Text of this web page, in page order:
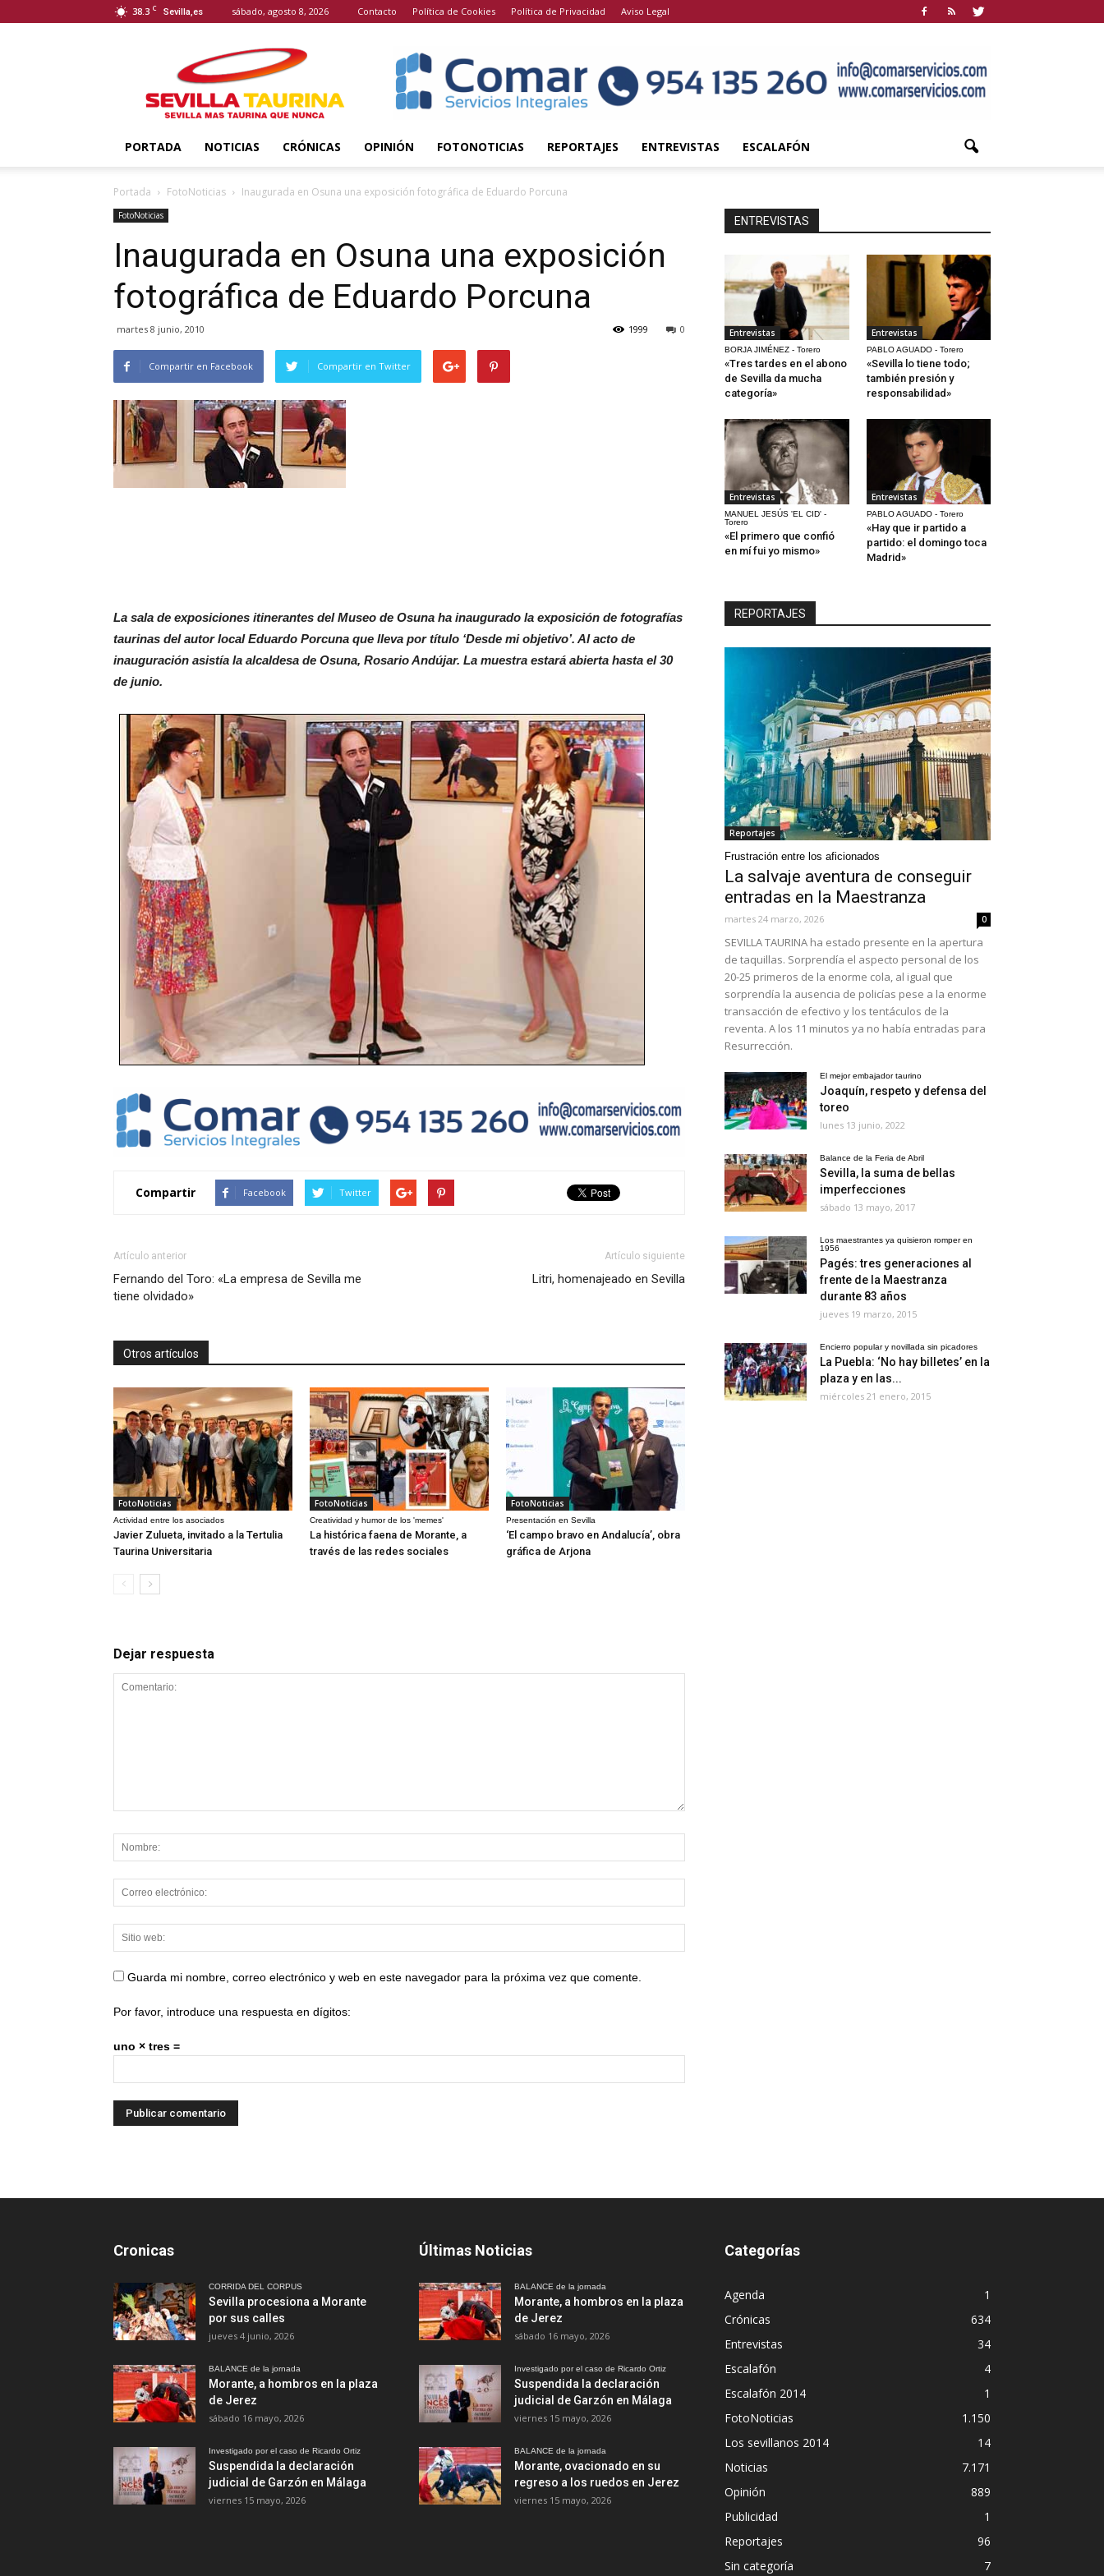
38.3 C Sevilla,es sábado, agosto 8, 2026 Contacto Política de Cookies Política de Privacidad Aviso Legal
Taurina
PORTADA NOTICIAS CRÓNICAS OPINIÓN FOTONOTICIAS REPORTAJES ENTREVISTAS ESCALAFÓN
Portada FotoNoticias Inaugurada en Osuna una exposición fotográfica de Eduardo Porcuna
FotoNoticias
Inaugurada en Osuna una exposición
fotográfica de Eduardo Porcuna
martes 8 junio, 2010 0
1999
Compartir en Facebook Compartir en Twitter
La sala de exposiciones itinerantes del Museo de Osuna ha inaugurado la exposición de fotografías
taurinas del autor local Eduardo Porcuna que lleva por título ‘Desde mi objetivo’. Al acto de
inauguración asistía la alcaldesa de Osuna, Rosario Andújar. La muestra estará abierta hasta el 30
de junio.
Compartir Facebook Twitter
Artículo anterior
Fernando del Toro: «La empresa de Sevilla me
tiene olvidado»
Artículo siguiente
Litri, homenajeado en Sevilla
Otros artículos
FotoNoticias
Actividad entre los asociados
Javier Zulueta, invitado a la Tertulia
Taurina Universitaria
FotoNoticias
Creatividad y humor de los 'memes'
La histórica faena de Morante, a
través de las redes sociales
FotoNoticias
Presentación en Sevilla
‘El campo bravo en Andalucía’, obra
gráfica de Arjona
Dejar respuesta
Guarda mi nombre, correo electrónico y web en este navegador para la próxima vez que comente.
Por favor, introduce una respuesta en dígitos:
uno × tres =
ENTREVISTAS
Entrevistas
BORJA JIMÉNEZ - Torero
«Tres tardes en el abono
de Sevilla da mucha
categoría»
Entrevistas
PABLO AGUADO - Torero
«Sevilla lo tiene todo;
también presión y
responsabilidad»
Entrevistas
MANUEL JESÚS 'EL CID' -
Torero
«El primero que confió
en mí fui yo mismo»
Entrevistas
PABLO AGUADO - Torero
«Hay que ir partido a
partido: el domingo toca
Madrid»
REPORTAJES
Reportajes
Frustración entre los aficionados
La salvaje aventura de conseguir
entradas en la Maestranza
martes 24 marzo, 2026 0
SEVILLA TAURINA ha estado presente en la apertura
de taquillas. Sorprendía el aspecto personal de los
20-25 primeros de la enorme cola, al igual que
sorprendía la ausencia de policías pese a la enorme
transacción de efectivo y los tentáculos de la
reventa. A los 11 minutos ya no había entradas para
Resurrección.
El mejor embajador taurino
Joaquín, respeto y defensa del
toreo
lunes 13 junio, 2022
Balance de la Feria de Abril
Sevilla, la suma de bellas
imperfecciones
sábado 13 mayo, 2017
Los maestrantes ya quisieron romper en
1956
Pagés: tres generaciones al
frente de la Maestranza
durante 83 años
jueves 19 marzo, 2015
Encierro popular y novillada sin picadores
La Puebla: ‘No hay billetes’ en la
plaza y en las...
miércoles 21 enero, 2015
Cronicas
CORRIDA DEL CORPUS
Sevilla procesiona a Morante
por sus calles
jueves 4 junio, 2026
BALANCE de la jornada
Morante, a hombros en la plaza
de Jerez
sábado 16 mayo, 2026
Investigado por el caso de Ricardo Ortiz
Suspendida la declaración
judicial de Garzón en Málaga
viernes 15 mayo, 2026
Últimas Noticias
BALANCE de la jornada
Morante, a hombros en la plaza
de Jerez
sábado 16 mayo, 2026
Investigado por el caso de Ricardo Ortiz
Suspendida la declaración
judicial de Garzón en Málaga
viernes 15 mayo, 2026
BALANCE de la jornada
Morante, ovacionado en su
regreso a los ruedos en Jerez
viernes 15 mayo, 2026
Categorías
Agenda
1
Crónicas
634
Entrevistas
34
Escalafón
4
Escalafón 2014
1
FotoNoticias
1.150
Los sevillanos 2014
14
Noticias
7.171
Opinión
889
Publicidad
1
Reportajes
96
Sin categoría
7